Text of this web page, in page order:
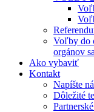
Voľby do
orgánov
Ako vybaviť
Kontakt
Napíšte
Dôležité